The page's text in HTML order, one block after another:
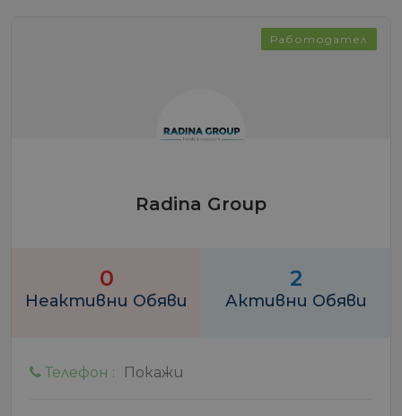
Работодател
Radina Group
0
Неактивни Обяви
2
Активни Обяви
Телефон : Покажи